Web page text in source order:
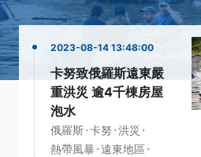
2023-08-14 13:48:00
卡努致俄羅斯遠東嚴
重洪災 逾4千棟房屋
泡水
俄羅斯·卡努 ·洪災 ·
熱帶風暴 ·遠東地區 ·